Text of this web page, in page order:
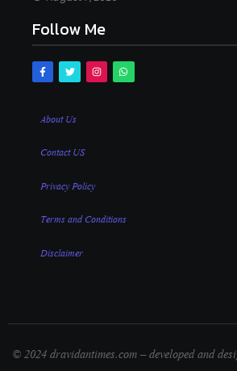
Follow Me
About Us
Contact US
Privacy Policy
Terms and Conditions
Disclaimer
© 2024 dravidantimes.com – developed and